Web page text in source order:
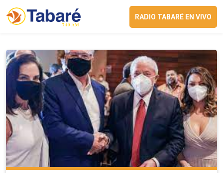
RADIO TABARÉ EN VIVO